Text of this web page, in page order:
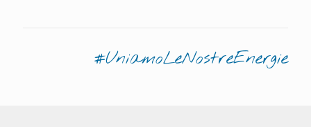
#UniamoLeNostreEnergie